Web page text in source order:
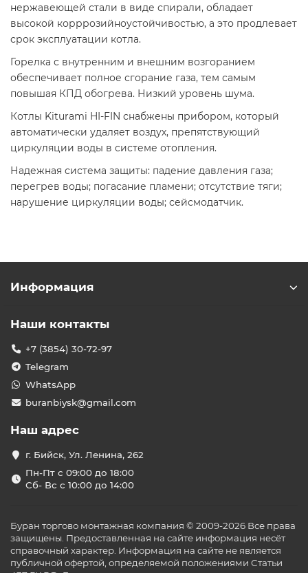
нержавеющей стали в виде спирали, обладает
высокой корррозийноустойчивостью, а это продлевает
срок эксплуатации котла.
Горелка с внутренним и внешним возгоранием
обеспечивает полное сгорание газа, тем самым
повышая КПД обогрева. Низкий уровень шума.
Котлы Kiturami HI-FIN снабжены прибором, который
автоматически удаляет воздух, препятствующий
циркуляции воды в системе отопления.
Надежная система защиты: падение давления газа;
перегрев воды; погасание пламени; отсутствие тяги;
нарушение циркуляции воды; сейсмодатчик.
Информация
Наши контакты
+7 (3854) 30-72-97
Telegram
WhatsApp
buranbiysk@gmail.com
Наш адрес
г. Бийск, Ул. Ленина, 262
Пн-Пт с 09:00 до 18:00
Сб- Вс с 10:00 до 14:00
Буран торгово монтажная компания © 2009-2026 Все права
защищены. Предоставленная на сайте информация несёт
справочный характер. Информация на сайте не является
публичной офертой, определяемой положениями Статьи